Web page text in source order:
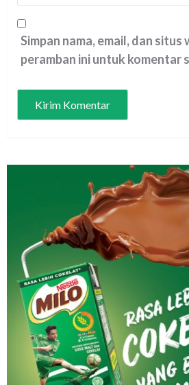
Simpan nama, email, dan situs
peramban ini untuk komentar